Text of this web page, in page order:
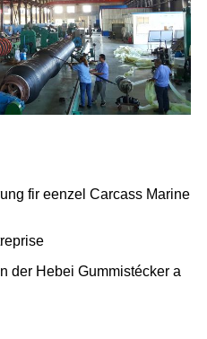
fir eenzel Carcass Marine
der Hebei Gummistécker a